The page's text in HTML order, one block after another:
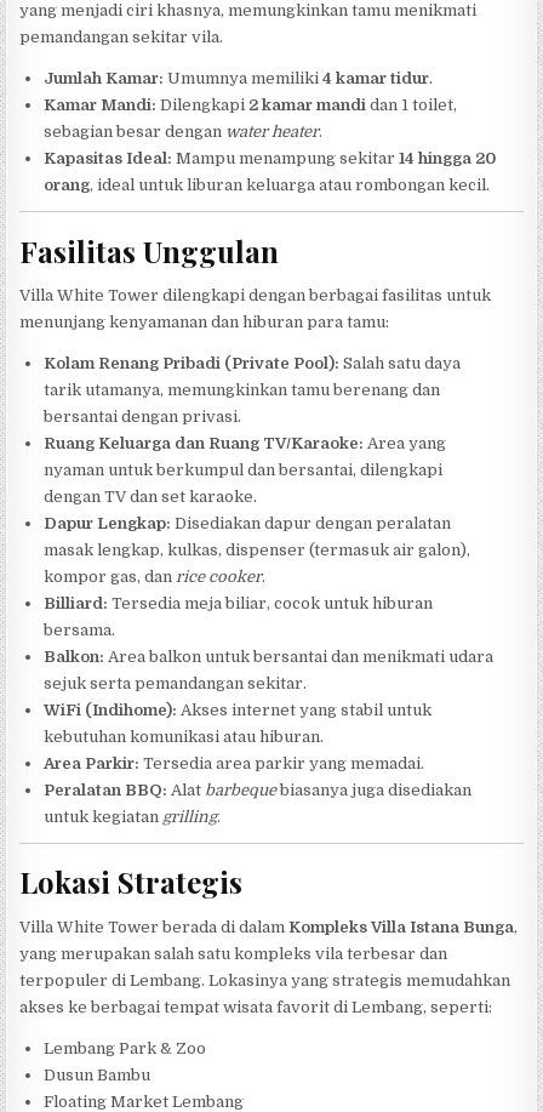
yang menjadi ciri khasnya, memungkinkan tamu menikmati
pemandangan sekitar vila.
Jumlah Kamar: Umumnya memiliki4 kamar tidur.
Kamar Mandi: Dilengkapi 2 kamar mandi dan 1 toilet,
sebagian besar dengan water heater.
Kapasitas Ideal: Mampu menampung sekitar14 hingga 20
orang, ideal untuk liburan keluarga atau rombongan kecil.
Fasilitas Unggulan
Villa White Tower dilengkapi dengan berbagai fasilitas untuk
menunjang kenyamanan dan hiburan para tamu:
Kolam Renang Pribadi (Private Pool): Salah satu daya
tarik utamanya, memungkinkan tamu berenang dan
bersantai dengan privasi.
Ruang Keluarga dan Ruang TV/Karaoke: Area yang
nyaman untuk berkumpul dan bersantai, dilengkapi
dengan TV dan set karaoke.
Dapur Lengkap: Disediakan dapur dengan peralatan
masak lengkap, kulkas, dispenser (termasuk air galon),
kompor gas, dan rice cooker.
Billiard: Tersedia meja biliar, cocok untuk hiburan
bersama.
Balkon: Area balkon untuk bersantai dan menikmati udara
sejuk serta pemandangan sekitar.
WiFi (Indihome): Akses internet yang stabil untuk
kebutuhan komunikasi atau hiburan.
Area Parkir: Tersedia area parkir yang memadai.
Peralatan BBQ: Alat barbequebiasanya juga disediakan
untuk kegiatan grilling.
Lokasi Strategis
Villa White Tower berada di dalamKompleks Villa Istana Bunga,
yang merupakan salah satu kompleks vila terbesar dan
terpopuler di Lembang. Lokasinya yang strategis memudahkan
akses ke berbagai tempat wisata favorit di Lembang, seperti:
Lembang Park & Zoo
Dusun Bambu
Floating Market Lembang